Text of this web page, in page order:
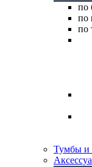
по
по
по
Тумбы и